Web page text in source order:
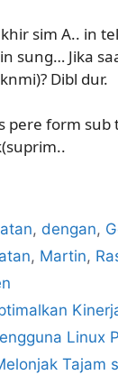
sim A.. in
sung… Jika
Dibl dur.
pere form sub
, dengan,
, Martin,
Linux
Tajam